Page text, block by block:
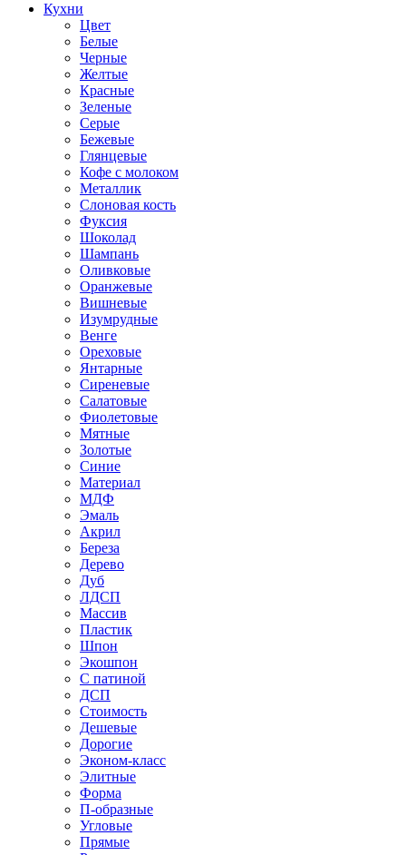
Кухни
Цвет
Белые
Черные
Желтые
Красные
Зеленые
Серые
Бежевые
Глянцевые
Кофе с молоком
Металлик
Слоновая кость
Фуксия
Шоколад
Шампань
Оливковые
Оранжевые
Вишневые
Изумрудные
Венге
Ореховые
Янтарные
Сиреневые
Салатовые
Фиолетовые
Мятные
Золотые
Синие
Материал
МДФ
Эмаль
Акрил
Береза
Дерево
Дуб
ЛДСП
Массив
Пластик
Шпон
Экошпон
С патиной
ДСП
Стоимость
Дешевые
Дорогие
Эконом-класс
Элитные
Форма
П-образные
Угловые
Прямые